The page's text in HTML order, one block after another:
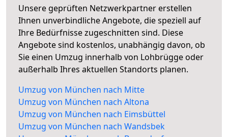
Unsere geprüften Netzwerkpartner erstellen
Ihnen unverbindliche Angebote, die speziell auf
Ihre Bedürfnisse zugeschnitten sind. Diese
Angebote sind kostenlos, unabhängig davon, ob
Sie einen Umzug innerhalb von Lohbrügge oder
außerhalb Ihres aktuellen Standorts planen.
Umzug von München nach Mitte
Umzug von München nach Altona
Umzug von München nach Eimsbüttel
Umzug von München nach Wandsbek